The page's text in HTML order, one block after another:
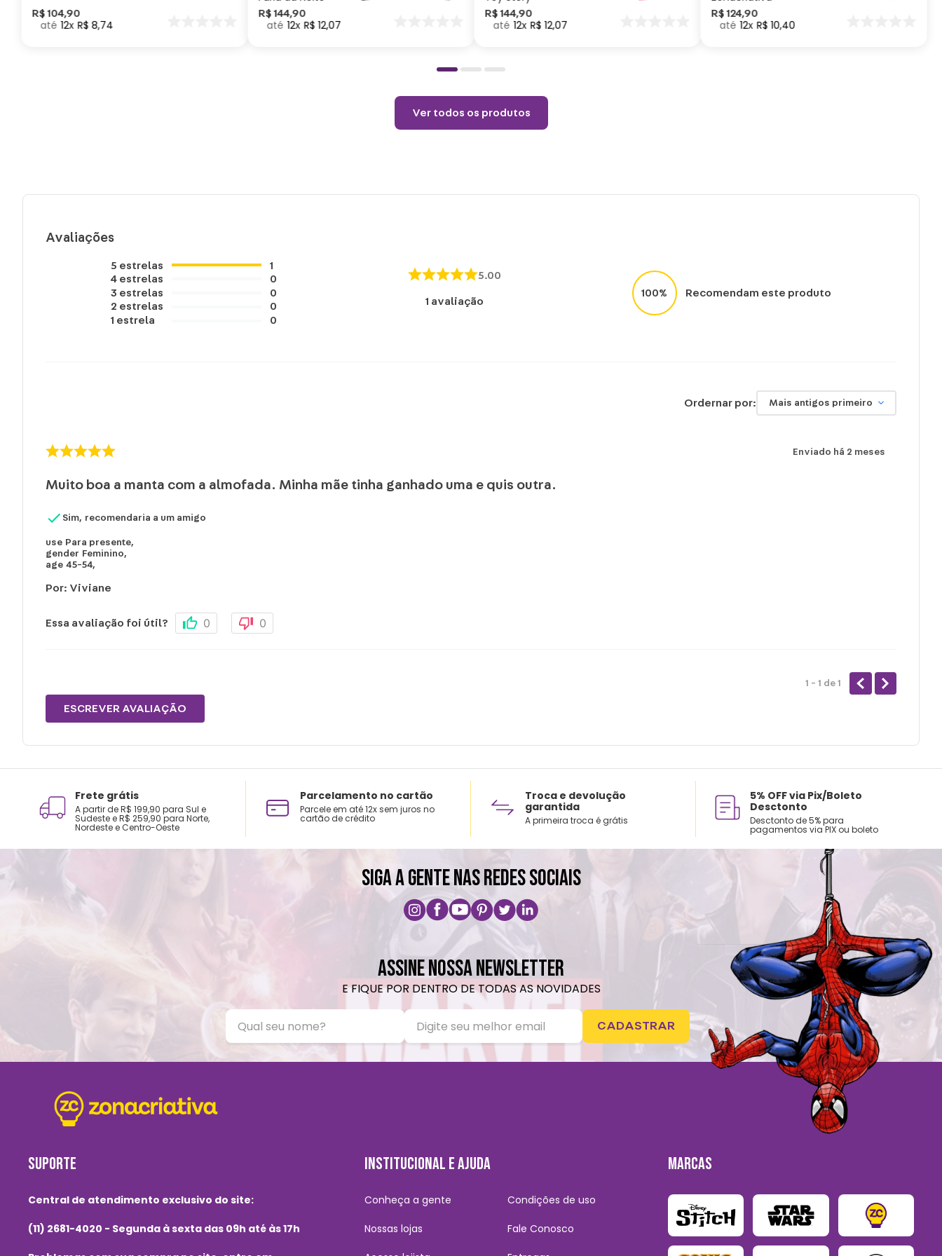
Não centrifugar ou utilizar máquina secadora
Temperatura máxima de lavagem de 30°C
R$ 104,90
12 R$ 8,74
Como Treinar
seu Dragão
R$ 144,90
12 R$ 12,07
R$ 144,90
12 R$ 12,07
R$ 124,90
12 R$ 10,40
Ver todos os produtos
Avaliações
5 estrelas
4 estrelas
3 estrelas
2 estrelas
1 estrela
1
0
0
0
0
5.00
1 avaliação
100% Recomendam este produto
Ordernar por: Mais antigos primeiro
Enviado há 2 meses
Muito boa a manta com a almofada. Minha mãe tinha ganhado uma e quis outra.
Sim, recomendaria a um amigo
use Para presente,
gender Feminino,
age 45-54,
Por: Viviane
Essa avaliação foi útil? 0 0
1 - 1 de 1
ESCREVER AVALIAÇÃO
Frete grátis
A partir de R$ 199,90 para Sul e
Sudeste e R$ 259,90 para Norte,
Nordeste e Centro-Oeste
Parcelamento no cartão
Parcele em até 12x sem juros no
cartão de crédito
Troca e devolução
garantida
A primeira troca é grátis
5% OFF via Pix/Boleto
Desctonto
Desctonto de 5% para
pagamentos via PIX ou boleto
SIGA A GENTE NAS REDES SOCIAIS
ASSINE NOSSA NEWSLETTER
E FIQUE POR DENTRO DE TODAS AS NOVIDADES
CADASTRAR
SUPORTE
Central de atendimento exclusivo do site:
(11) 2681-4020 - Segunda à sexta das 09h até às 17h
INSTITUCIONAL E AJUDA
Conheça a gente
Nossas lojas
Condições de uso
Fale Conosco
MARCAS